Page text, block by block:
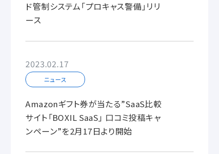
ド管制システム「プロキャス警備」リリ
ース
2023.02.17
ニュース
Amazonギフト券が当たる”SaaS比較
サイト「BOXIL SaaS」 口コミ投稿キャ
ンペーン”を2月17日より開始